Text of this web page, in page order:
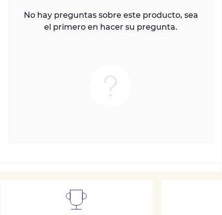
No hay preguntas sobre este producto, sea
el primero en hacer su pregunta.